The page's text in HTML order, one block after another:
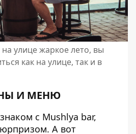
улице жаркое лето, вы
как на улице, так и в
И МЕНЮ
с Mushlya bar,
А вот